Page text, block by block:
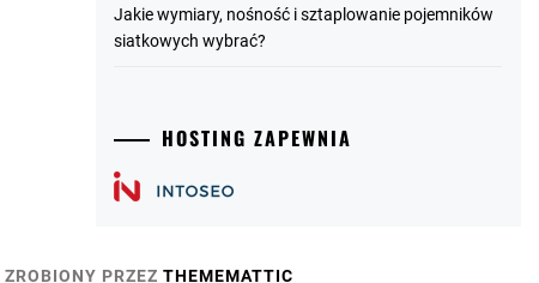
Jakie wymiary, nośność i sztaplowanie pojemników
siatkowych wybrać?
HOSTING ZAPEWNIA
ZROBIONY PRZEZ THEMEMATTIC